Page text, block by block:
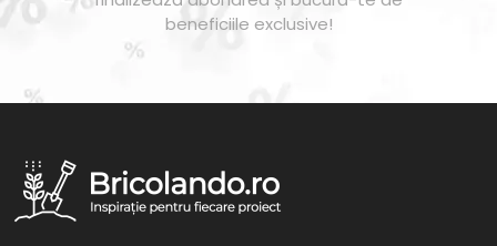
beneficiile exclusive!